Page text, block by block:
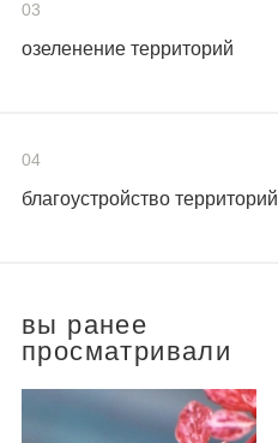
03
озеленение территорий
04
благоустройство территорий
вы ранее
просматривали